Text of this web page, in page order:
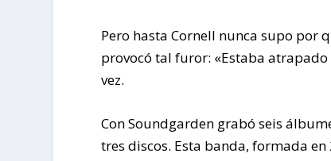
Pero hasta Cornell nunca supo por
provocó tal furor: «Estaba
vez.
Con Soundgarden grabó seis
tres discos. Esta banda, formada